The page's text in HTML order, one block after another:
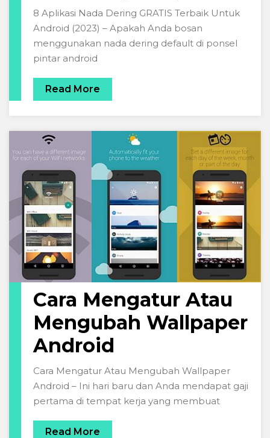
8 Aplikasi Nada Dering GRATIS Terbaik Untuk
Android (2023) – Apakah Anda bosan
menggunakan nada dering default di ponsel
pintar android
Read More
Cara Mengatur Atau
Mengubah Wallpaper
Android
Cara Mengatur Atau Mengubah Wallpaper
Android – Ini hari baru dan Anda mendapat gaji
pertama di tempat kerja yang membuat
Read More